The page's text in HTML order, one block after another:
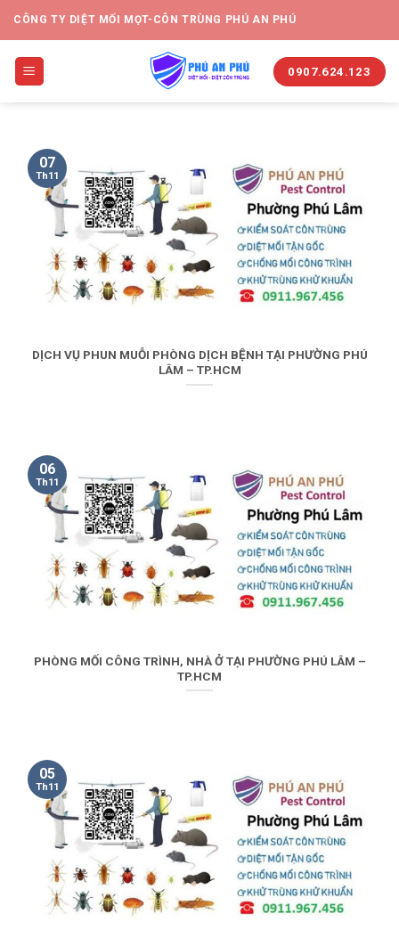
CÔNG TY DIỆT MỐI MỌT-CÔN TRÙNG PHÚ AN PHÚ
0907.624.123
DỊCH VỤ PHUN MUỖI PHÒNG DỊCH BỆNH TẠI PHƯỜNG PHÚ
LÂM – TP.HCM
07
Th11
PHÒNG MỐI CÔNG TRÌNH, NHÀ Ở TẠI PHƯỜNG PHÚ LÂM –
TP.HCM
06
Th11
05
Th11